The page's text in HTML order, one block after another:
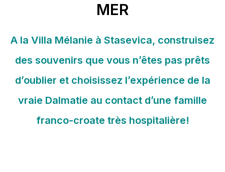
MER
A la Villa Mélanie à Stasevica, construisez
des souvenirs que vous n’êtes pas prêts
d’oublier et choisissez l’expérience de la
vraie Dalmatie au contact d’une famille
franco-croate très hospitalière!